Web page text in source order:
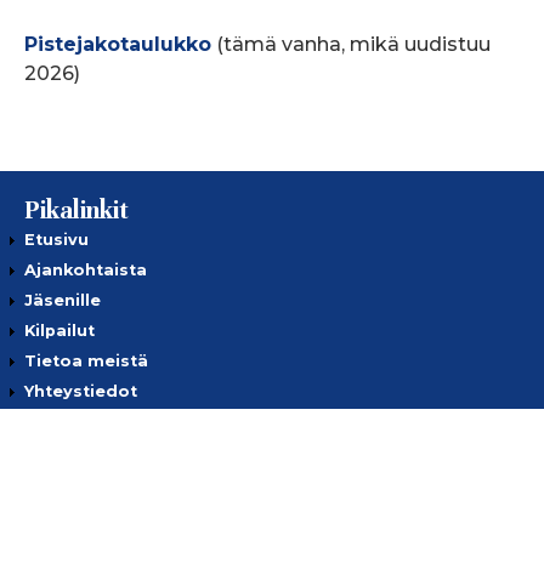
Pistejakotaulukko (tämä vanha, mikä uudistuu
2026)
Pikalinkit
Etusivu
Ajankohtaista
Jäsenille
Kilpailut
Tietoa meistä
Yhteystiedot